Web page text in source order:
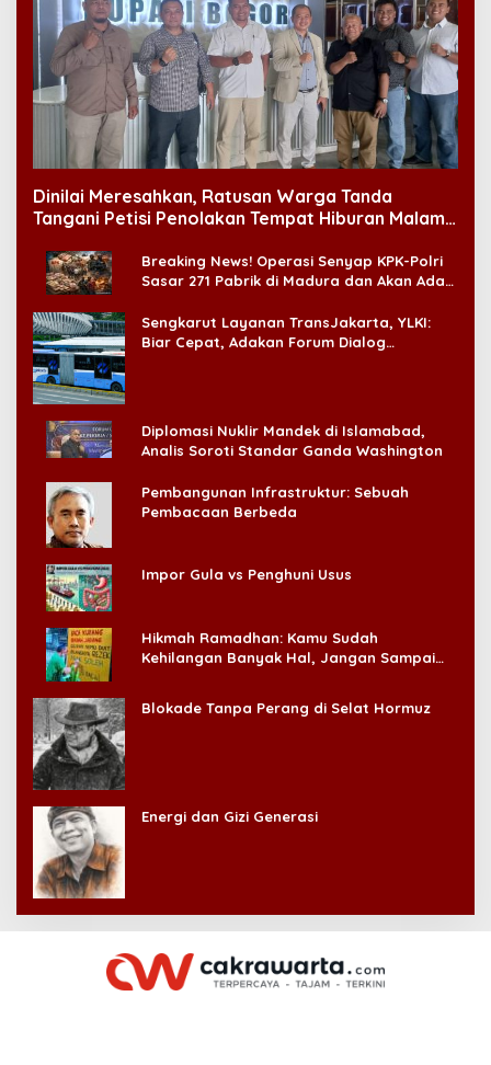
Dinilai Meresahkan, Ratusan Warga Tanda
Tangani Petisi Penolakan Tempat Hiburan Malam
Breaking News! Operasi Senyap KPK-Polri
Sasar 271 Pabrik di Madura dan Akan Ada
Sengkarut Layanan TransJakarta, YLKI:
Biar Cepat, Adakan Forum Dialog
Diplomasi Nuklir Mandek di Islamabad,
Analis Soroti Standar Ganda Washington
Pembangunan Infrastruktur: Sebuah
Pembacaan Berbeda
Impor Gula vs Penghuni Usus
Hikmah Ramadhan: Kamu Sudah
Kehilangan Banyak Hal, Jangan Sampai
Blokade Tanpa Perang di Selat Hormuz
Energi dan Gizi Generasi